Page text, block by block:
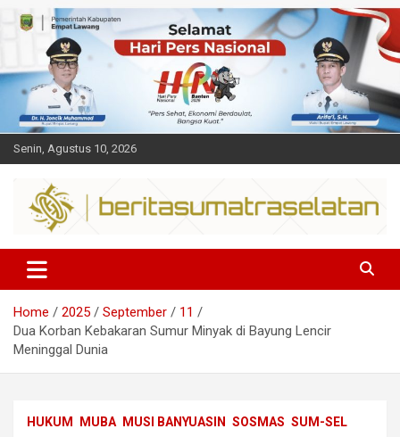
Senin, Agustus 10, 2026
Sumsel
Home 2025 September
11
Dua Korban Kebakaran Sumur Minyak di Bayung Lencir
Meninggal Dunia
HUKUM MUBA MUSI BANYUASIN SOSMAS SUM-SEL